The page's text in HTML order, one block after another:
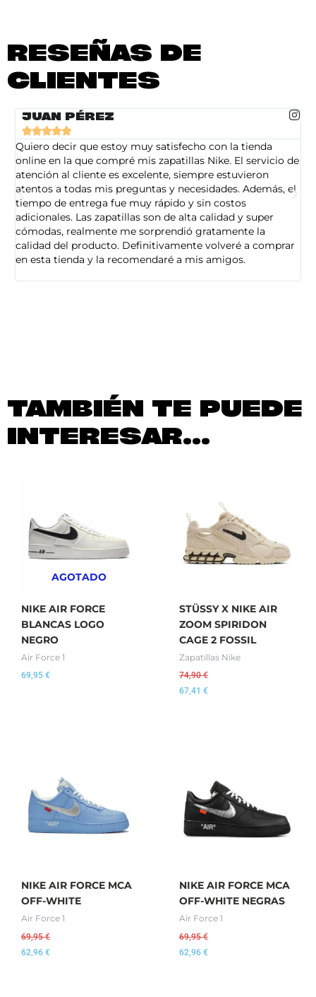
RESEÑAS DE
CLIENTES
JUAN PÉREZ

Quiero decir que estoy muy satisfecho con la tienda
online en la que compré mis zapatillas Nike. El servicio de
atención al cliente es excelente, siempre estuvieron
atentos a todas mis preguntas y necesidades. Además, el
tiempo de entrega fue muy rápido y sin costos
adicionales. Las zapatillas son de alta calidad y super
cómodas, realmente me sorprendió gratamente la
calidad del producto. Definitivamente volveré a comprar
en esta tienda y la recomendaré a mis amigos.
TAMBIÉN TE PUEDE
INTERESAR...
AGOTADO
NIKE AIR FORCE
BLANCAS LOGO
NEGRO
Air Force 1
69,95 €
STÜSSY X NIKE AIR
ZOOM SPIRIDON
CAGE 2 FOSSIL
Zapatillas Nike
74,90€
67,41 €
NIKE AIR FORCE MCA
OFF-WHITE
Air Force 1
69,95€
62,96 €
NIKE AIR FORCE MCA
OFF-WHITE NEGRAS
Air Force 1
69,95€
62,96 €